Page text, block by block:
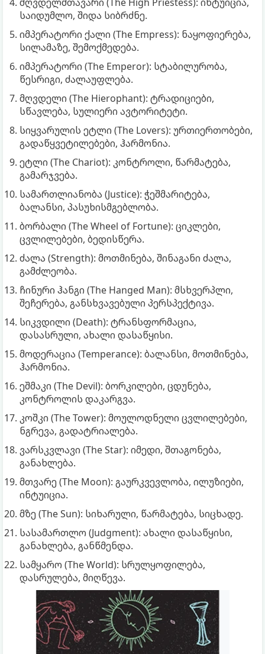
საიდუმლო, შიდა სიბრძნე.
იმპერატორი ქალი (The Empress): ნაყოფიერება,
სილამაზე, შემოქმედება.
იმპერატორი (The Emperor): სტაბილურობა,
წესრიგი, ძალაუფლება.
მღვდელი (The Hierophant): ტრადიციები,
სწავლება, სულიერი ავტორიტეტი.
სიყვარულის ეტლი (The Lovers): ურთიერთობები,
გადაწყვეტილებები, ჰარმონია.
ეტლი (The Chariot): კონტროლი, წარმატება,
გამარჯვება.
სამართლიანობა (Justice): ჭეშმარიტება,
ბალანსი, პასუხისმგებლობა.
ბორბალი (The Wheel of Fortune): ციკლები,
ცვლილებები, ბედისწერა.
ძალა (Strength): მოთმინება, შინაგანი ძალა,
გამძლეობა.
ჩინური ჰანგი (The Hanged Man): მსხვერპლი,
შეჩერება, განსხვავებული პერსპექტივა.
სიკვდილი (Death): ტრანსფორმაცია,
დასასრული, ახალი დასაწყისი.
მოდერაცია (Temperance): ბალანსი, მოთმინება,
ჰარმონია.
ეშმაკი (The Devil): ბორკილები, ცდუნება,
კონტროლის დაკარგვა.
კოშკი (The Tower): მოულოდნელი ცვლილებები,
ნგრევა, გადატრიალება.
ვარსკვლავი (The Star): იმედი, შთაგონება,
განახლება.
მთვარე (The Moon): გაურკვევლობა, ილუზიები,
ინტუიცია.
მზე (The Sun): სიხარული, წარმატება, სიცხადე.
სასამართლო (Judgment): ახალი დასაწყისი,
განახლება, განწმენდა.
სამყარო (The World): სრულყოფილება,
დასრულება, მიღწევა.